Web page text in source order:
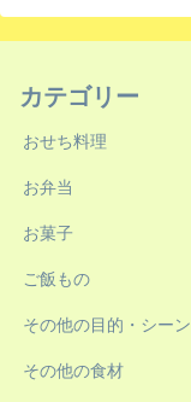
カテゴリー
おせち料理
お弁当
お菓子
ご飯もの
その他の目的・シーン
その他の食材